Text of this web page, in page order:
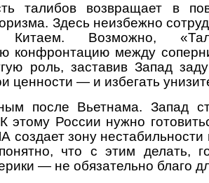
талибов возвращает в
Здесь неизбежно
Возможно,
конфронтацию между
роль, заставив Запад
ценности — и избегать
после Вьетнама. Запад
этому России нужно
зону нестабильности
что с этим делать,
— не обязательно благо